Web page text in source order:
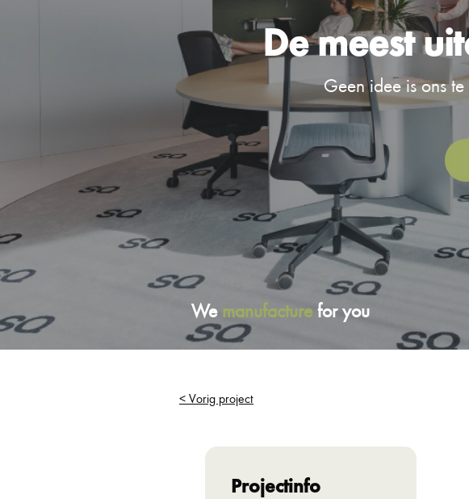
De meest
Geen idee is ons
Wemanufacturefor you
< Vorig project
Projectinfo